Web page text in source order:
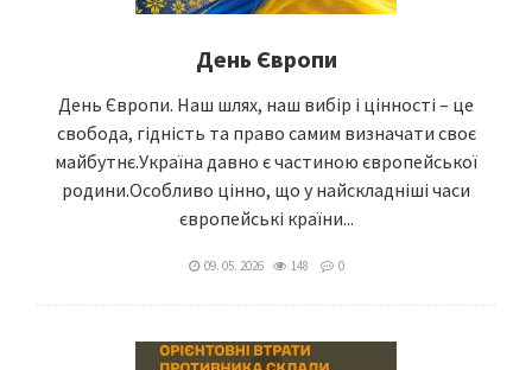
День Європи
День Європи. Наш шлях, наш вибір і цінності – це
свобода, гідність та право самим визначати своє
майбутнє.Україна давно є частиною європейської
родини.Особливо цінно, що у найскладніші часи
європейські країни...
09. 05. 2026 148 0